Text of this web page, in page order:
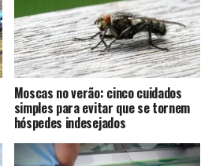
Moscas no verão: cinco cuidados
simples para evitar que se tornem
hóspedes indesejados